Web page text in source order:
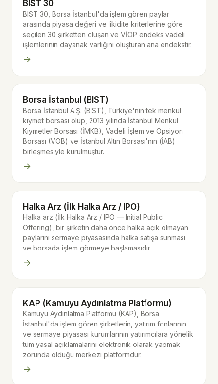
BIST 30
BIST 30, Borsa İstanbul'da işlem gören paylar
arasında piyasa değeri ve likidite kriterlerine göre
seçilen 30 şirketten oluşan ve VİOP endeks vadeli
işlemlerinin dayanak varlığını oluşturan ana endekstir.
→
Borsa İstanbul (BIST)
Borsa İstanbul A.Ş. (BIST), Türkiye'nin tek menkul
kıymet borsası olup, 2013 yılında İstanbul Menkul
Kıymetler Borsası (İMKB), Vadeli İşlem ve Opsiyon
Borsası (VOB) ve İstanbul Altın Borsası'nın (İAB)
birleşmesiyle kurulmuştur.
→
Halka Arz (İlk Halka Arz / IPO)
Halka arz (İlk Halka Arz / IPO — Initial Public
Offering), bir şirketin daha önce halka açık olmayan
paylarını sermaye piyasasında halka satışa sunması
ve borsada işlem görmeye başlamasıdır.
→
KAP (Kamuyu Aydınlatma Platformu)
Kamuyu Aydınlatma Platformu (KAP), Borsa
İstanbul'da işlem gören şirketlerin, yatırım fonlarının
ve sermaye piyasası kurumlarının yatırımcılara yönelik
tüm yasal açıklamalarını elektronik olarak yapmak
zorunda olduğu merkezi platformdur.
→